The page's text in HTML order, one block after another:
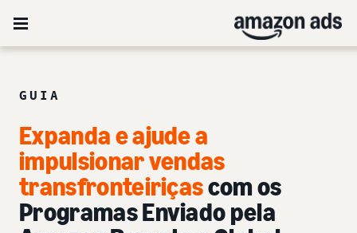
GUIA
Expanda e ajude a
impulsionar vendas
transfronteiriçascom os
Programas Enviado pela